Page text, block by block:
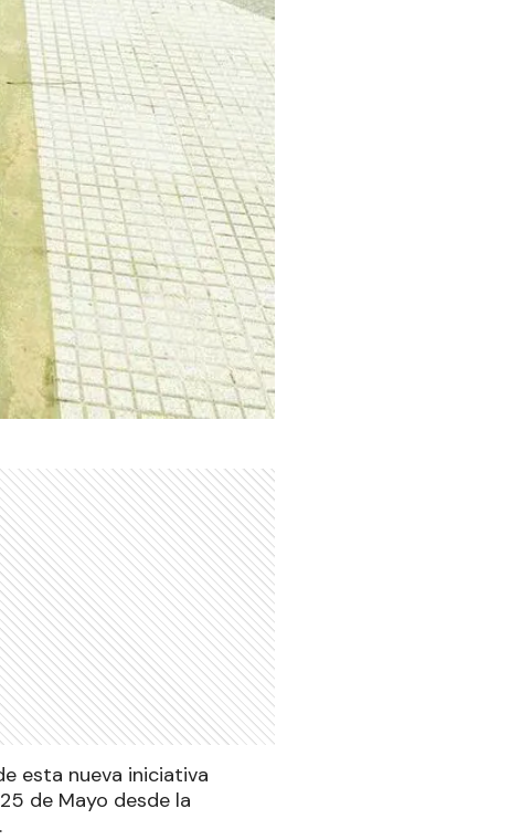
esta nueva iniciativa
de Mayo desde la